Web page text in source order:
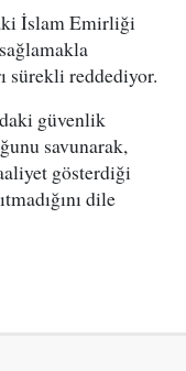
İslam Emirliği
sürekli reddediyor.
güvenlik
savunarak,
gösterdiği
dile